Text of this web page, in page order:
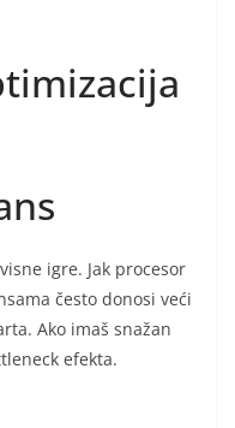
igre. Jak procesor
često donosi veći
Ako imaš snažan
efekta.